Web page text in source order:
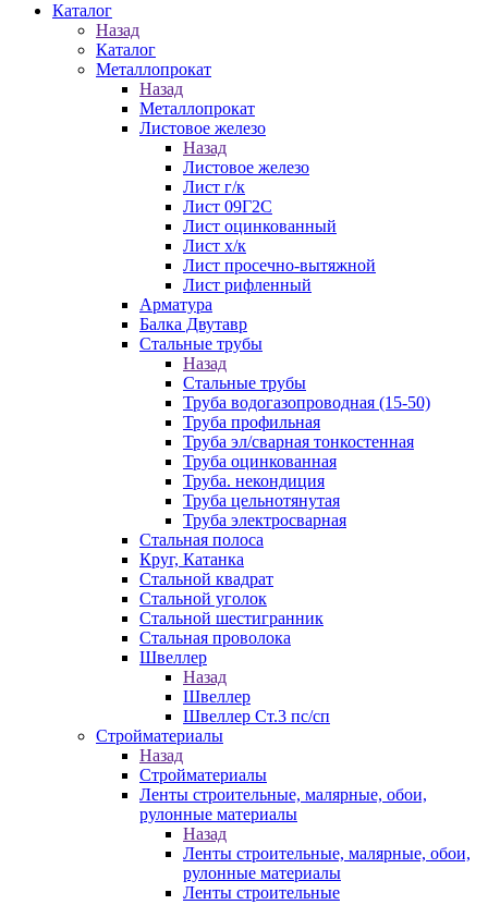
Каталог
Назад
Каталог
Металлопрокат
Назад
Металлопрокат
Листовое железо
Назад
Листовое железо
Лист г/к
Лист 09Г2С
Лист оцинкованный
Лист х/к
Лист просечно-вытяжной
Лист рифленный
Арматура
Балка Двутавр
Стальные трубы
Назад
Стальные трубы
Труба водогазопроводная (15-50)
Труба профильная
Труба эл/сварная тонкостенная
Труба оцинкованная
Труба. некондиция
Труба цельнотянутая
Труба электросварная
Стальная полоса
Круг, Катанка
Стальной квадрат
Стальной уголок
Стальной шестигранник
Стальная проволока
Швеллер
Назад
Швеллер
Швеллер Ст.3 пс/сп
Стройматериалы
Назад
Стройматериалы
Ленты строительные, малярные, обои,
рулонные материалы
Назад
Ленты строительные, малярные, обои,
рулонные материалы
Ленты строительные